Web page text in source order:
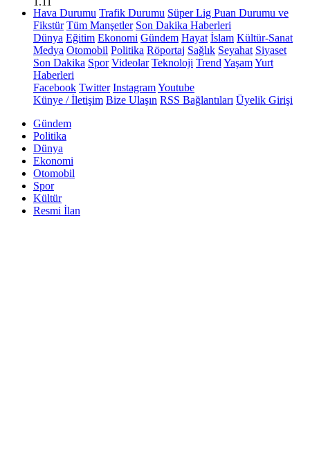
Hava Durumu Trafik Durumu Süper Lig Puan Durumu ve
Fikstür Tüm Manşetler Son Dakika Haberleri
Dünya Eğitim Ekonomi Gündem Hayat İslam Kültür-Sanat
Medya Otomobil Politika Röportaj Sağlık Seyahat Siyaset
Son Dakika Spor Videolar Teknoloji Trend YaşamYurt
Haberleri
Facebook Twitter InstagramYoutube
Künye / İletişim Bize Ulaşın RSS Bağlantıları Üyelik Girişi
Gündem
Politika
Dünya
Ekonomi
Otomobil
Spor
Kültür
Resmi İlan